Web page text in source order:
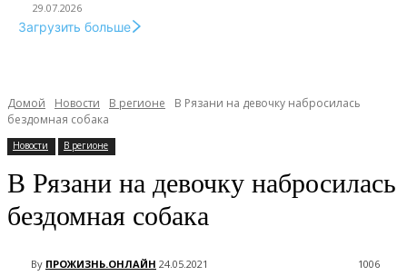
29.07.2026
Загрузить больше